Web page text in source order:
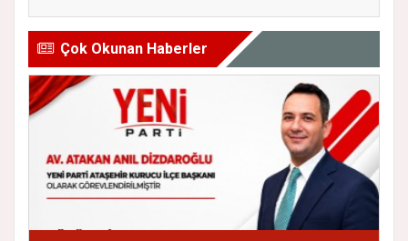
Çok Okunan Haberler